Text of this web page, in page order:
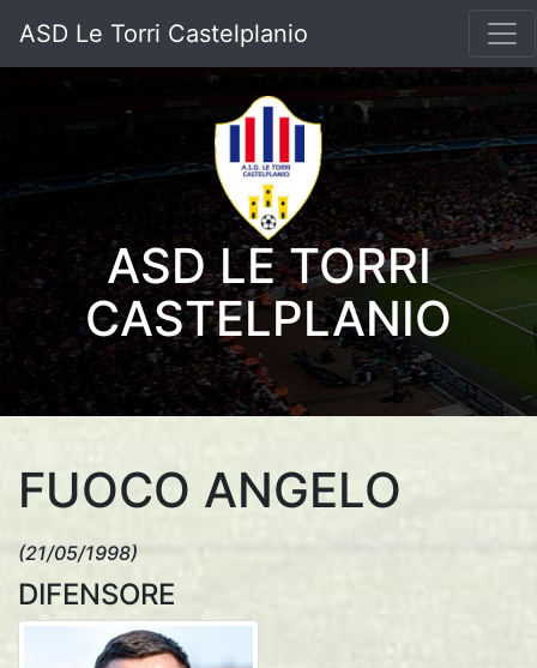
ASD Le Torri Castelplanio
ASD LE TORRI
CASTELPLANIO
FUOCO ANGELO
(21/05/1998)
DIFENSORE